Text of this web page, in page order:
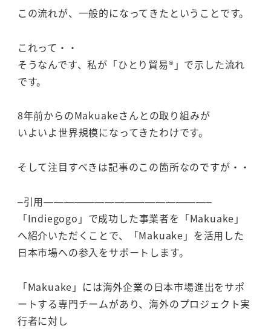
この流れが、一般的になってきたということです。
これって・・
そうなんです、私が「ひとり貿易®」で示した流れ
です。
8年前からのMakuakeさんとの取り組みが
いよいよ世界規模になってきたわけです。
そして注目すべきは記事のこの箇所なのですが・・
–引用————————————————–
「Indiegogo」で成功した事業者を「Makuake」
へ紹介いただくことで、「Makuake」を活用した
日本市場への参入をサポートします。
「Makuake」には海外企業の日本市場進出をサポ
ートする専門チームがあり、海外のプロジェクト実
行者に対し